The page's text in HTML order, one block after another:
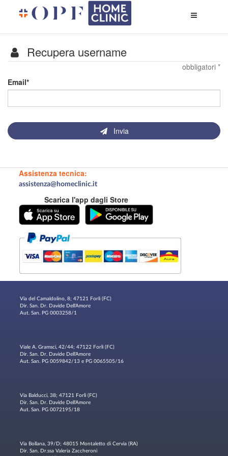
di
Recupera username
obbligatori *
campi
da
sono
obbligatori
Email
Invia
Assistenza tecnica:
assistenza@homeclinic.it
Scarica l'app dagli Store
Via del Camaldolino, 8; 47121 Forlì (FC)
Dir. San. Dr. Davide Dell'Amore
Aut. San. PG 0003258/1
Viale A. Gramsci, 42/44; 47122 Forlì (FC)
Dir. San. Dr. Davide Dell'Amore
Aut. San. PG 0059842/13 e PG 0065505/16
Via Balducci, 38; 47121 Forlì (FC)
Dir. San. Dr. Davide Dell'Amore
Aut. San. PG 0072195/18
Via Bollana, 39/D; 48015 Montaletto di Cervia (RA)
Dir. San. Dr.ssa Valeria Zaccheroni